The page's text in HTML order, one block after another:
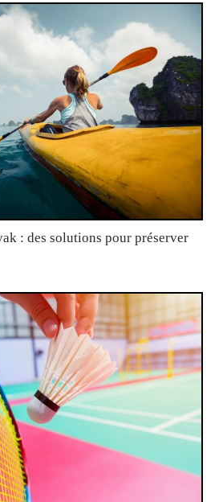
: des solutions pour préserver